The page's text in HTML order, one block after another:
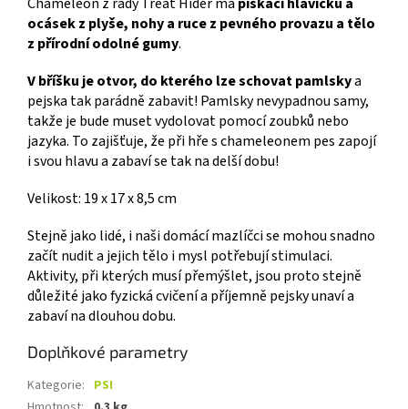
ocásek z plyše, nohy a ruce z pevného provazu a tělo
z přírodní odolné gumy.
V bříšku je otvor, do kterého lze schovat pamlskya
pejska tak parádně zabavit! Pamlsky nevypadnou samy,
takže je bude muset vydolovat pomocí zoubků nebo
jazyka. To zajišťuje, že při hře s chameleonem pes zapojí
i svou hlavu a zabaví se tak na delší dobu!
Velikost: 19 x 17 x 8,5 cm
Stejně jako lidé, i naši domácí mazlíčci se mohou snadno
začít nudit a jejich tělo i mysl potřebují stimulaci.
Aktivity, při kterých musí přemýšlet, jsou proto stejně
důležité jako fyzická cvičení a příjemně pejsky unaví a
zabaví na dlouhou dobu.
Doplňkové parametry
Kategorie: PSI